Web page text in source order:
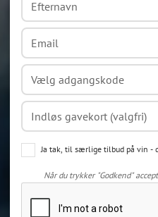
Ja tak, til særlige tilbud på vin -
Når du trykker "Godkend"